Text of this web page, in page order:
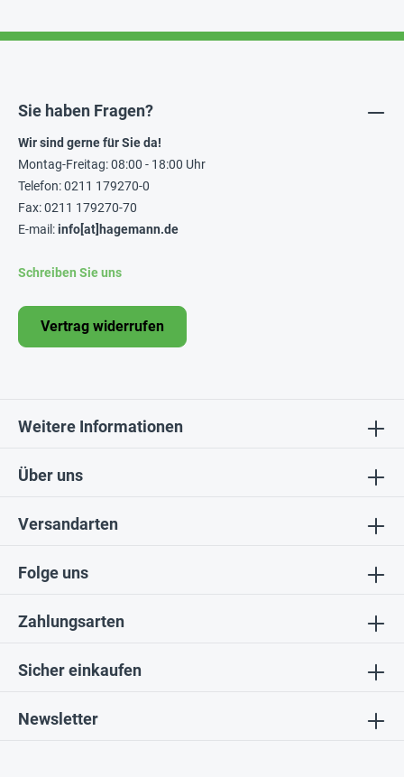
Folge uns
Sicher einkaufen
Über uns
Newsletter
Sie haben Fragen?
Wir sind gerne für Sie da!
Montag-Freitag: 08:00 - 18:00 Uhr
Telefon: 0211 179270-0
Fax: 0211 179270-70
E-mail:info[at]hagemann.de
Schreiben Sie uns
Vertrag widerrufen
Weitere Informationen
Zahlungsarten
Versandarten